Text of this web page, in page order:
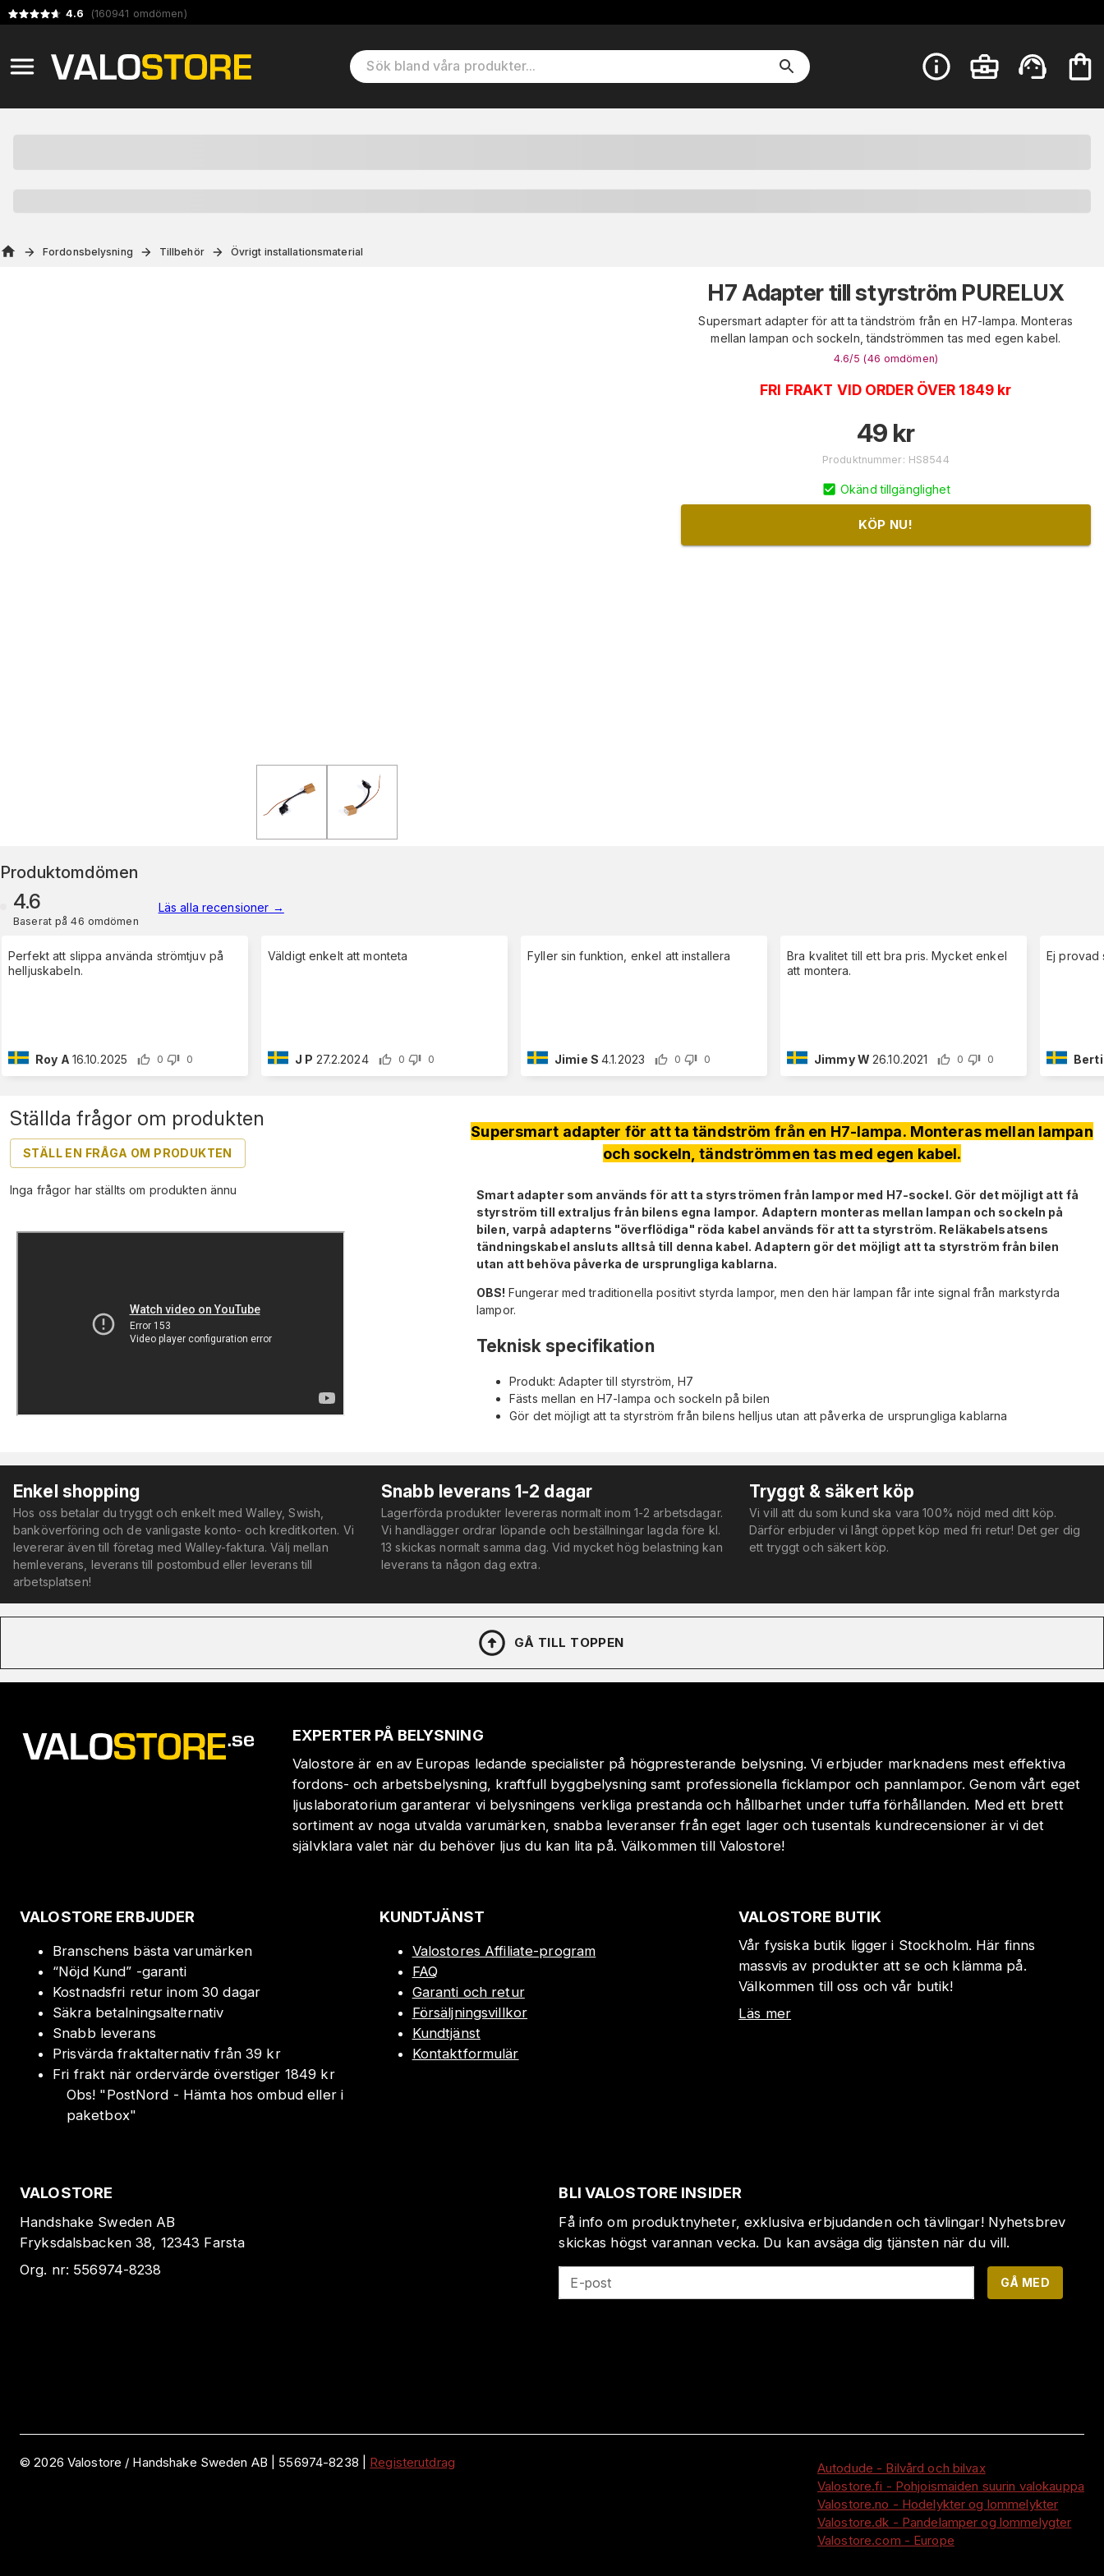
4.6 (160941 omdömen)
Fordonsbelysning Tillbehör Övrigt installationsmaterial
H7 Adapter till styrström PURELUX
Supersmart adapter för att ta tändström från en H7-lampa. Monteras
mellan lampan och sockeln, tändströmmen tas med egen kabel.
4.6/5 (46 omdömen)
FRI FRAKT VID ORDER ÖVER 1849 kr
49 kr
Produktnummer: HS8544
Okänd tillgänglighet
KÖP NU!
Produktomdömen
4.6
Baserat på 46 omdömen
Läs alla recensioner →
Perfekt att slippa använda strömtjuv på
helljuskabeln.
Roy A 16.10.2025 0 0
Väldigt enkelt att monteta
J P 27.2.2024 0 0
Fyller sin funktion, enkel att installera
Jimie S 4.1.2023 0 0
Bra kvalitet till ett bra pris. Mycket enkel
att montera.
Jimmy W 26.10.2021 0 0
Ej provad
Ställda frågor om produkten
STÄLL EN FRÅGA OM PRODUKTEN
Inga frågor har ställts om produkten ännu
Supersmart adapter för att ta tändström från en H7-lampa. Monteras mellan lampan
och sockeln, tändströmmen tas med egen kabel.
Smart adapter som används för att ta styrströmen från lampor med H7-sockel. Gör det möjligt att få
styrström till extraljus från bilens egna lampor. Adaptern monteras mellan lampan och sockeln på
bilen, varpå adapterns "överflödiga" röda kabel används för att ta styrström. Reläkabelsatsens
tändningskabel ansluts alltså till denna kabel. Adaptern gör det möjligt att ta styrström från bilen
utan att behöva påverka de ursprungliga kablarna.
OBS! Fungerar med traditionella positivt styrda lampor, men den här lampan får inte signal från markstyrda
lampor.
Teknisk specifikation
Produkt: Adapter till styrström, H7
Fästs mellan en H7-lampa och sockeln på bilen
Gör det möjligt att ta styrström från bilens helljus utan att påverka de ursprungliga kablarna
Enkel shopping
Hos oss betalar du tryggt och enkelt med Walley, Swish,
banköverföring och de vanligaste konto- och kreditkorten. Vi
levererar även till företag med Walley-faktura. Välj mellan
hemleverans, leverans till postombud eller leverans till
arbetsplatsen!
Snabb leverans 1-2 dagar
Lagerförda produkter levereras normalt inom 1-2 arbetsdagar.
Vi handlägger ordrar löpande och beställningar lagda före kl.
13 skickas normalt samma dag. Vid mycket hög belastning kan
leverans ta någon dag extra.
Tryggt & säkert köp
Vi vill att du som kund ska vara 100% nöjd med ditt köp.
Därför erbjuder vi långt öppet köp med fri retur! Det ger dig
ett tryggt och säkert köp.
GÅ TILL TOPPEN
EXPERTER PÅ BELYSNING
Valostore är en av Europas ledande specialister på högpresterande belysning. Vi erbjuder marknadens mest effektiva
fordons- och arbetsbelysning, kraftfull byggbelysning samt professionella ficklampor och pannlampor. Genom vårt eget
ljuslaboratorium garanterar vi belysningens verkliga prestanda och hållbarhet under tuffa förhållanden. Med ett brett
sortiment av noga utvalda varumärken, snabba leveranser från eget lager och tusentals kundrecensioner är vi det
självklara valet när du behöver ljus du kan lita på. Välkommen till Valostore!
VALOSTORE ERBJUDER
Branschens bästa varumärken
“Nöjd Kund” -garanti
Kostnadsfri retur inom 30 dagar
Säkra betalningsalternativ
Snabb leverans
Prisvärda fraktalternativ från 39 kr
Fri frakt när ordervärde överstiger 1849 kr
Obs! "PostNord - Hämta hos ombud eller i
paketbox"
KUNDTJÄNST
Valostores Affiliate-program
FAQ
Garanti och retur
Försäljningsvillkor
Kundtjänst
Kontaktformulär
VALOSTORE BUTIK
Vår fysiska butik ligger i Stockholm. Här finns
massvis av produkter att se och klämma på.
Välkommen till oss och vår butik!
Läs mer
VALOSTORE
Handshake Sweden AB
Fryksdalsbacken 38, 12343 Farsta
Org. nr: 556974-8238
BLI VALOSTORE INSIDER
Få info om produktnyheter, exklusiva erbjudanden och tävlingar! Nyhetsbrev
skickas högst varannan vecka. Du kan avsäga dig tjänsten när du vill.
E-post GÅ MED
©2026 Valostore / Handshake Sweden AB 556974-8238 Registerutdrag
Autodude - Bilvård och bilvax
Valostore.fi - Pohjoismaiden suurin valokauppa
Valostore.no - Hodelykter og lommelykter
Valostore.dk - Pandelamper og lommelygter
Valostore.com - Europe